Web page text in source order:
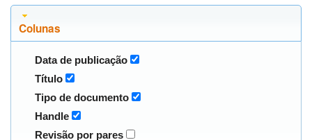
Colunas
Data de publicação
Título
Tipo de documento
Handle
Revisão por pares